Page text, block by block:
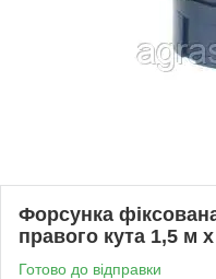
Форсунка
правого кута 1,5 м
Готово до відправки